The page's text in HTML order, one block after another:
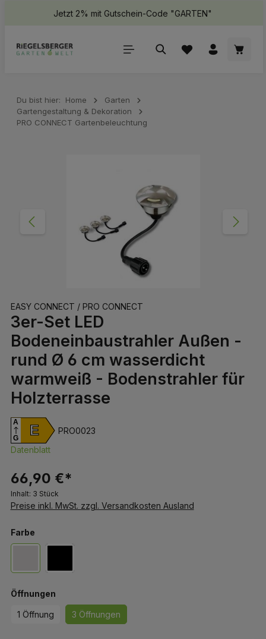
springenJetzt 2% mit Gutschein-Code "GARTEN"
Du bist hier: Home
Garten
Gartengestaltung & Dekoration
PRO CONNECT Gartenbeleuchtung
EASY CONNECT / PRO CONNECT
3er-Set LED
Bodeneinbaustrahler Außen -
rund Ø 6 cm wasserdicht
warmweiß - Bodenstrahler für
Holzterrasse
E
A
G
PRO0023
Datenblatt
66,90 €*
Inhalt: 3 Stück
Preise inkl. MwSt. zzgl. Versandkosten Ausland
Farbeauswählen
Öffnungenauswählen
1 Öffnung 3 Öffnungen